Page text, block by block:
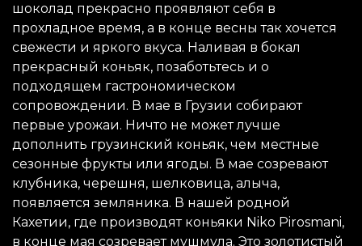
шоколад прекрасно проявляют себя в
прохладное время, а в конце весны так хочется
свежести и яркого вкуса. Наливая в бокал
прекрасный коньяк, позаботьтесь и о
подходящем гастрономическом
сопровождении. В мае в Грузии собирают
первые урожаи. Ничто не может лучше
дополнить грузинский коньяк, чем местные
сезонные фрукты или ягоды. В мае созревают
клубника, черешня, шелковица, алыча,
появляется земляника. В нашей родной
Кахетии, где производят коньяки Niko Pirosmani,
в конце мая созревает мушмула. Это золотистый